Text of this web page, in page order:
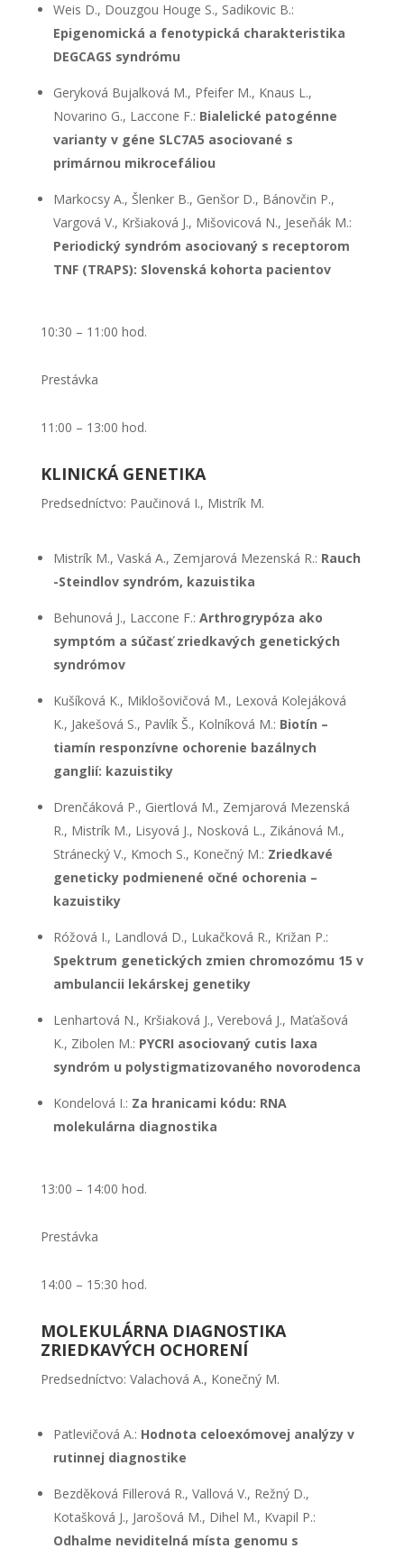
Weis D., Douzgou Houge S., Sadikovic B.:
Epigenomická a fenotypická charakteristika
DEGCAGS syndrómu
Geryková Bujalková M., Pfeifer M., Knaus L.,
Novarino G., Laccone F.: Bialelické patogénne
varianty v géne SLC7A5 asociované s
primárnou mikrocefáliou
Markocsy A., Šlenker B., Genšor D., Bánovčin P.,
Vargová V., Kršiaková J., Mišovicová N., Jeseňák M.:
Periodický syndróm asociovaný s receptorom
TNF (TRAPS): Slovenská kohorta pacientov
10:30 – 11:00 hod.
Prestávka
11:00 – 13:00 hod.
KLINICKÁ GENETIKA
Predsedníctvo: Paučinová I., Mistrík M.
Mistrík M., Vaská A., Zemjarová Mezenská R.: Rauch
-Steindlov syndróm, kazuistika
Behunová J., Laccone F.: Arthrogrypóza ako
symptóm a súčasťzriedkavých genetických
syndrómov
Kušíková K., Miklošovičová M., Lexová Kolejáková
K., Jakešová S., Pavlík Š., Kolníková M.: Biotín –
tiamín responzívne ochorenie bazálnych
ganglií: kazuistiky
Drenčáková P., Giertlová M., Zemjarová Mezenská
R., Mistrík M., Lisyová J., Nosková L., Zikánová M.,
Stránecký V., Kmoch S., Konečný M.: Zriedkavé
geneticky podmienené očné ochorenia –
kazuistiky
Róžová I., Landlová D., Lukačková R., Križan P.:
Spektrum genetických zmien chromozómu 15 v
ambulancii lekárskej genetiky
Lenhartová N., Kršiaková J., Verebová J., Maťašová
K., Zibolen M.: PYCRI asociovaný cutis laxa
syndróm u polystigmatizovaného novorodenca
Kondelová I.: Za hranicami kódu: RNA
molekulárna diagnostika
13:00 – 14:00 hod.
Prestávka
14:00 – 15:30 hod.
MOLEKULÁRNA DIAGNOSTIKA
ZRIEDKAVÝCH OCHORENÍ
Predsedníctvo: Valachová A., Konečný M.
Patlevičová A.: Hodnota celoexómovej analýzy v
rutinnej diagnostike
Bezděková Fillerová R., Vallová V., Režný D.,
Kotašková J., Jarošová M., Dihel M., Kvapil P.:
Odhalme neviditelná místa genomu s